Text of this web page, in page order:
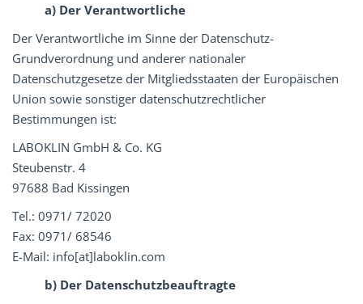
a) Der Verantwortliche
Der Verantwortliche im Sinne der Datenschutz-
Grundverordnung und anderer nationaler
Datenschutzgesetze der Mitgliedsstaaten der Europäischen
Union sowie sonstiger datenschutzrechtlicher
Bestimmungen ist:
LABOKLIN GmbH & Co. KG
Steubenstr. 4
97688 Bad Kissingen
Tel.: 0971/ 72020
Fax: 0971/ 68546
E-Mail: info[at]laboklin.com
b) Der Datenschutzbeauftragte